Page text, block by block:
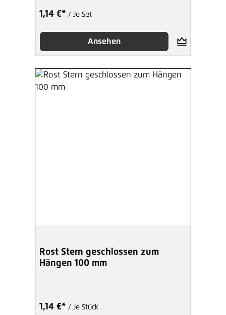
1,14 €* / Je Set
Ansehen
Rost Stern geschlossen zum
Hängen 100 mm
1,14 €* / Je Stück